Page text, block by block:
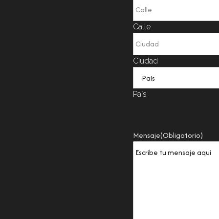
Calle
Ciudad
País
Mensaje(Obligatorio)